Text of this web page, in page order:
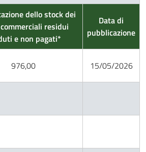
dello stock dei
residui
e non pagati*
Data di
pubblicazione
976,00 15/05/2026